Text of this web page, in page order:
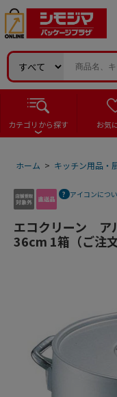
カテゴリから探す お気
ホーム > キッチン用品・
アイコンにつ
エコクリーン ア
36cm 1箱（ご注